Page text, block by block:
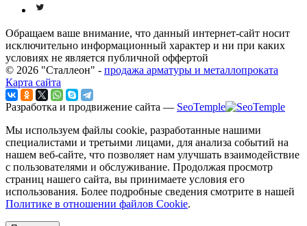
Обращаем ваше внимание, что данный интернет-сайт носит
исключительно информационный характер и ни при каких
условиях не является публичной оффертой
© 2026 "Сталлеон" - продажа арматуры и металлопроката
Карта сайта
Разработка и продвижение сайта — SeoTemple
Мы используем файлы cookie, разработанные нашими
специалистами и третьими лицами, для анализа событий на
нашем веб-сайте, что позволяет нам улучшать взаимодействие
с пользователями и обслуживание. Продолжая просмотр
страниц нашего сайта, вы принимаете условия его
использования. Более подробные сведения смотрите в нашей
Политике в отношении файлов Cookie.